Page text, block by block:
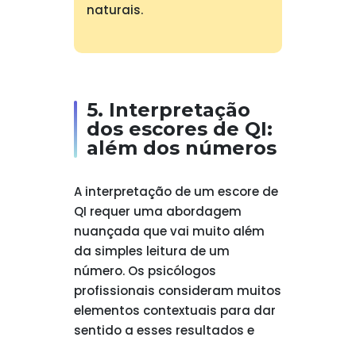
naturais.
5. Interpretação
dos escores de QI:
além dos números
A interpretação de um escore de
QI requer uma abordagem
nuançada que vai muito além
da simples leitura de um
número. Os psicólogos
profissionais consideram muitos
elementos contextuais para dar
sentido a esses resultados e